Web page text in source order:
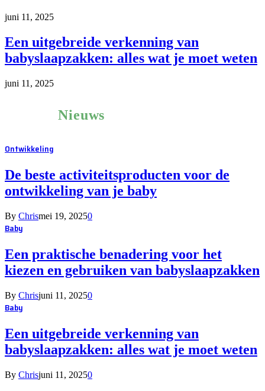
juni 11, 2025
Een uitgebreide verkenning van
babyslaapzakken: alles wat je moet weten
juni 11, 2025
Nieuws
Ontwikkeling
De beste activiteitsproducten voor de
ontwikkeling van je baby
By Chrismei 19, 20250
Baby
Een praktische benadering voor het
kiezen en gebruiken van babyslaapzakken
By Chrisjuni 11, 20250
Baby
Een uitgebreide verkenning van
babyslaapzakken: alles wat je moet weten
By Chrisjuni 11, 20250